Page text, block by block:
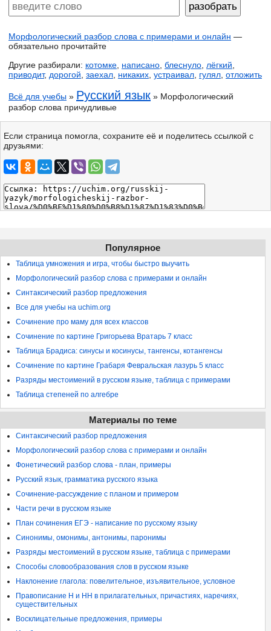
Морфологический разбор слова с примерами и онлайн —
обязательно прочитайте
Другие разбирали: котомке написано блеснуло лёгкий
приводит, дорогой заехал никаких устраивал гулял отложить
Всё для учебы » Русский язык » Морфологический
разбор слова причудливые
Если страница помогла, сохраните её и поделитесь ссылкой с
друзьями:
Популярное
Таблица умножения и игра, чтобы быстро выучить
Морфологический разбор слова с примерами и онлайн
Синтаксический разбор предложения
Все для учебы на uchim.org
Сочинение про маму для всех классов
Сочинение по картине Григорьева Вратарь 7 класс
Таблица Брадиса: синусы и косинусы, тангенсы, котангенсы
Сочинение по картине Грабаря Февральская лазурь 5 класс
Разряды местоимений в русском языке, таблица с примерами
Таблица степеней по алгебре
Материалы по теме
Синтаксический разбор предложения
Морфологический разбор слова с примерами и онлайн
Фонетический разбор слова - план, примеры
Русский язык, грамматика русского языка
Сочинение-рассуждение с планом и примером
Части речи в русском языке
План сочинения ЕГЭ - написание по русскому языку
Синонимы, омонимы, антонимы, паронимы
Разряды местоимений в русском языке, таблица с примерами
Способы словообразования слов в русском языке
Наклонение глагола: повелительное, изъявительное, условное
Правописание Н и НН в прилагательных, причастиях, наречиях,
существительных
Восклицательные предложения, примеры